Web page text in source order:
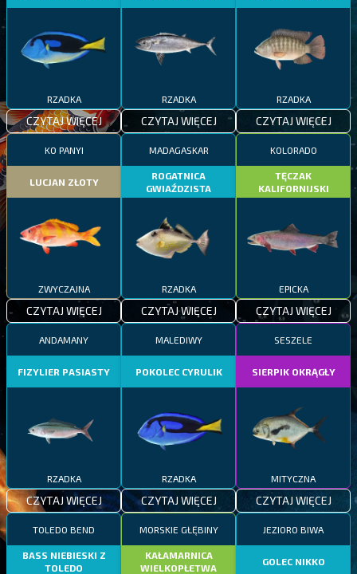
RZADKA
CZYTAJ WIĘCEJ
RZADKA
CZYTAJ WIĘCEJ
RZADKA
CZYTAJ WIĘCEJ
KO PANYI
LUCJAN ZŁOTY
ZWYCZAJNA
CZYTAJ WIĘCEJ
MADAGASKAR
ROGATNICA
GWIAŹDZISTA
RZADKA
CZYTAJ WIĘCEJ
KOLORADO
TĘCZAK
KALIFORNIJSKI
EPICKA
CZYTAJ WIĘCEJ
ANDAMANY
FIZYLIER PASIASTY
RZADKA
CZYTAJ WIĘCEJ
MALEDIWY
POKOLEC CYRULIK
RZADKA
CZYTAJ WIĘCEJ
SESZELE
SIERPIK OKRĄGŁY
MITYCZNA
CZYTAJ WIĘCEJ
TOLEDO BEND
BASS NIEBIESKI Z
TOLEDO
MORSKIE GŁĘBINY
KAŁAMARNICA
WIELKOPŁETWA
JEZIORO BIWA
GOLEC NIKKO